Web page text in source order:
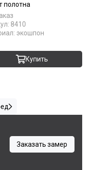
полотна
8410
экошпон
Купить
Заказать замер